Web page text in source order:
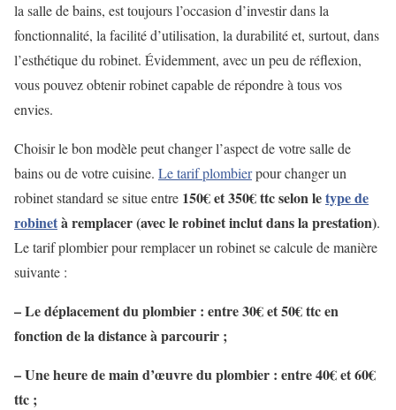
la salle de bains, est toujours l’occasion d’investir dans la
fonctionnalité, la facilité d’utilisation, la durabilité et, surtout, dans
l’esthétique du robinet. Évidemment, avec un peu de réflexion,
vous pouvez obtenir robinet capable de répondre à tous vos
envies.
Choisir le bon modèle peut changer l’aspect de votre salle de
bains ou de votre cuisine. Le tarif plombierpour changer un
robinet standard se situe entre 150€et 350€ ttcselon letype de
robinetà remplacer (avec le robinet inclut dans la prestation).
Le tarif plombier pour remplacer un robinet se calcule de manière
suivante :
– Le déplacement du plombier : entre 30€et 50€ ttcen
fonction de la distance à parcourir ;
– Une heure de main d’œuvre du plombier : entre 40€et 60€
ttc ;